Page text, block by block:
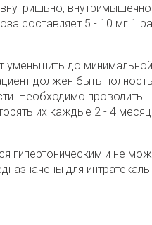
внутримышечно
составляет 5 - 10 мг 1
уменьшить до минимальной
должен быть
Необходимо проводить
их каждые 2 - 4
гипертоническим и не
для